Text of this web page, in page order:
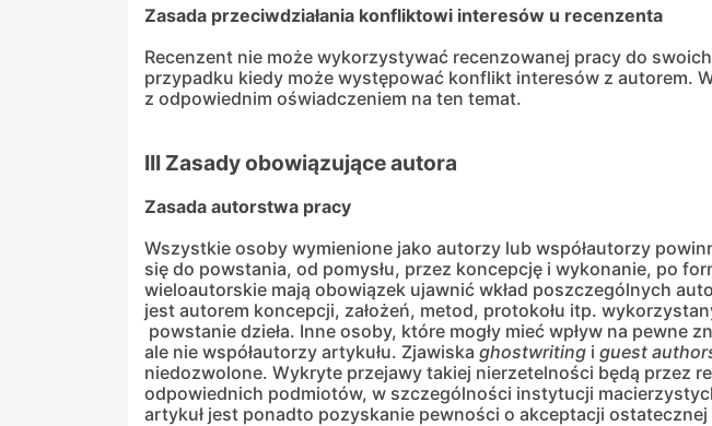
Zasada przeciwdziałania konfliktowi interesów u recenzenta
Recenzent nie może wykorzystywać recenzowanej pracy do
przypadku kiedy może występować konflikt interesów z autorem.
z odpowiednim oświadczeniem na ten temat.
III Zasady obowiązujące autora
Zasada autorstwa pracy
Wszystkie osoby wymienione jako autorzy lub współautorzy
się do powstania, od pomysłu, przez koncepcję i wykonanie, po
wieloautorskie mają obowiązek ujawnić wkład poszczególnych
jest autorem koncepcji, założeń, metod, protokołu itp.
powstanie dzieła. Inne osoby, które mogły mieć wpływ na pewne
ale nie współautorzy artykułu. Zjawiska ghostwriting i guest
niedozwolone. Wykryte przejawy takiej nierzetelności będą przez
odpowiednich podmiotów, w szczególności instytucji
artykuł jest ponadto pozyskanie pewności o akceptacji